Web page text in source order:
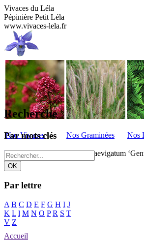
Vivaces du Léla
Pépinière Petit Léla
www.vivaces-lela.fr
Nos Vivaces Nos Graminées Nos
Vivaces - Liste>Origanum laevigatum
Recherche
Par mots clés
Par lettre
A B C D E F G H I J
K L l M N O P R S T
V Z
Accueil